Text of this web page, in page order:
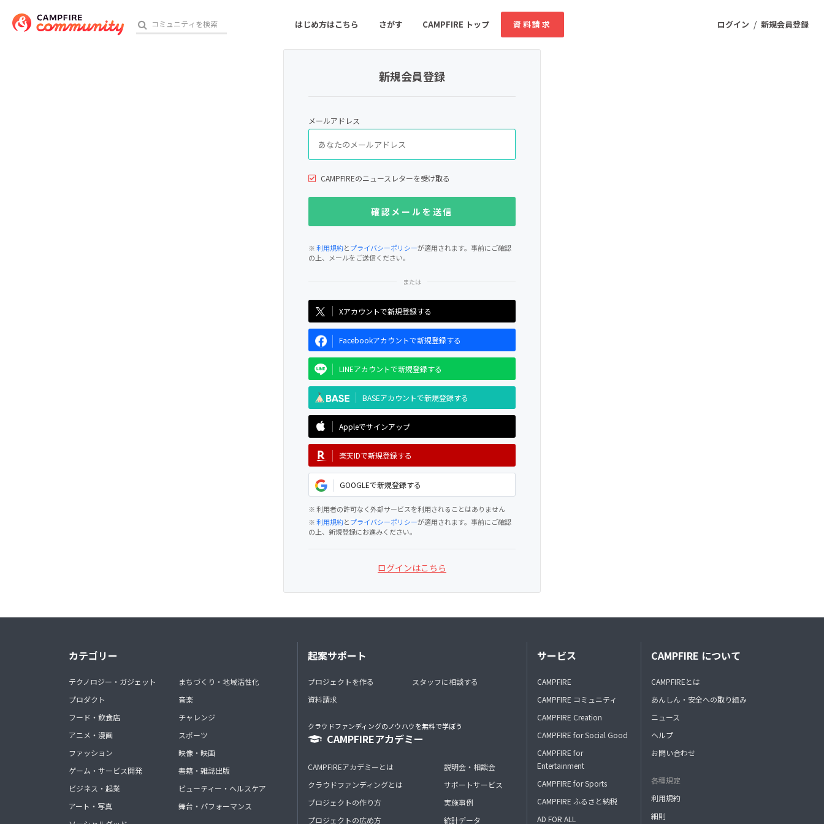
ログイン / 新規会員登録
はじめ方はこちら さがす CAMPFIRE トップ 資料請求
ゲーム・サービス開発
書籍・雑誌出版 アニメ・漫画
ソーシャルグッド ビューティー・ヘルスケア
新規会員登録
メールアドレス
CAMPFIREのニュースレターを受け取る
※利用規約とプライバシーポリシーが適用されます。事前にご確認
の上、メールをご送信ください。
Xアカウントで新規登録する
Facebookアカウントで新規登録する
LINEアカウントで新規登録する
BASEアカウントで新規登録する
Appleでサインアップ
楽天IDで新規登録する
GOOGLEで新規登録する
※ 利用者の許可なく外部サービスを利用されることはありません
※利用規約とプライバシーポリシーが適用されます。事前にご確認
の上、新規登録にお進みください。
ログインはこちら
カテゴリー
テクノロジー・ガジェット
プロダクト
フード・飲食店
アニメ・漫画
ファッション
ゲーム・サービス開発
ビジネス・起業
アート・写真
まちづくり・地域活性化
音楽
チャレンジ
スポーツ
映像・映画
書籍・雑誌出版
ビューティー・ヘルスケア
舞台・パフォーマンス
起案サポート
プロジェクトを作る
資料請求
スタッフに相談する
クラウドファンディングのノウハウを無料で学ぼう
CAMPFIREアカデミー
CAMPFIREアカデミーとは
クラウドファンディングとは
プロジェクトの作り方
プロジェクトの広め方
説明会・相談会
サポートサービス
実施事例
統計データ
サービス
CAMPFIRE
CAMPFIRE コミュニティ
CAMPFIRE Creation
CAMPFIRE for Social Good
CAMPFIRE for
Entertainment
CAMPFIRE for Sports
CAMPFIRE ふるさと納税
AD FOR ALL
CAMPFIRE について
CAMPFIREとは
あんしん・安全への取り組み
ニュース
ヘルプ
お問い合わせ
各種規定
利用規約
細則